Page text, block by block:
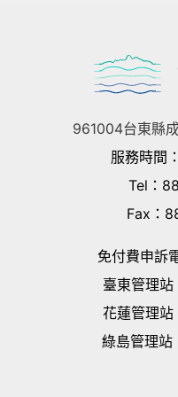
961004台東縣
服務時間
Tel：
Fax：
免付費申訴
臺東管理站
花蓮管理站
綠島管理站